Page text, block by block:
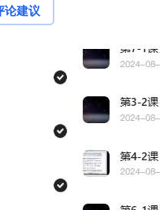
论建议